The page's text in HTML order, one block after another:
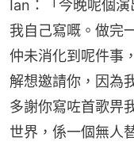
Ian：「今晚呢個
我自己寫嘅。做完
仲未消化到呢件事
解想邀請你，因為
多謝你寫咗首歌畀
世界，係一個無人